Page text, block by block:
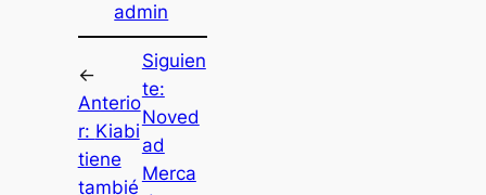
admin
←
Anterio
r: Kiabi
tiene
tambié
Siguien
te:
Noved
ad
Merca